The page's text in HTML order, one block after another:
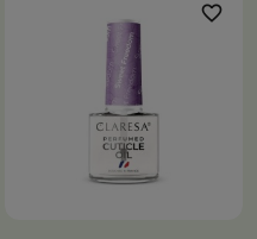
favorite_border